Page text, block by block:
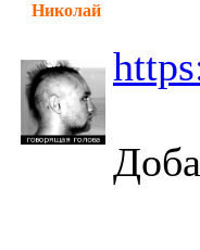
Николай